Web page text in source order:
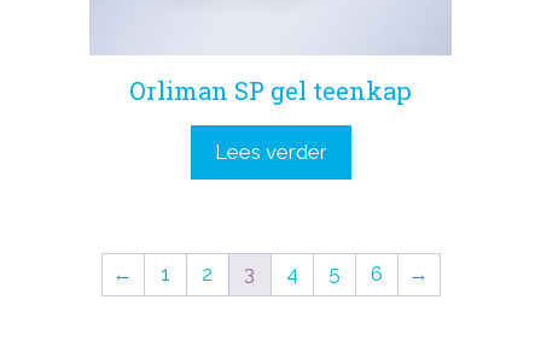
Orliman SP gel teenkap
Lees verder
← 1 2 3 4 5 6 →